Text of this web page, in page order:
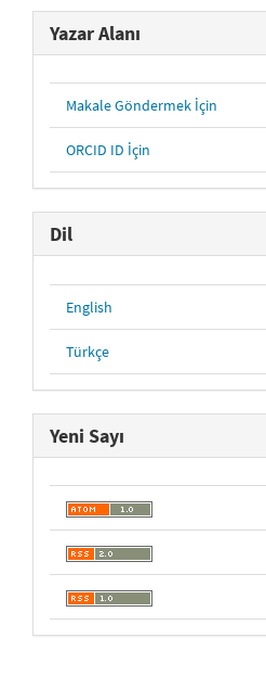
Yazar Alanı
Makale Göndermek İçin
ORCID ID İçin
Dil
English
Türkçe
Yeni Sayı